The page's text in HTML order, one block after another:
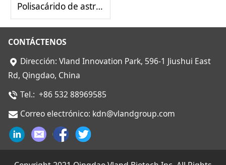
Polisacárido de astrágalo (APS)
CONTÁCTENOS
Dirección: Vland Innovation Park, 596-1 Jiushui East
Rd, Qingdao, China
Tel.: +86 532 88969585
Correo electrónico: kdn@vlandgroup.com